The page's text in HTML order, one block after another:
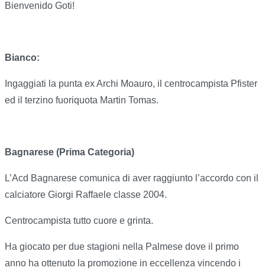
Bienvenido Goti!
Bianco:
Ingaggiati la punta ex Archi Moauro, il centrocampista Pfister
ed il terzino fuoriquota Martin Tomas.
Bagnarese (Prima Categoria)
L’Acd Bagnarese comunica di aver raggiunto l’accordo con il
calciatore Giorgi Raffaele classe 2004.
Centrocampista tutto cuore e grinta.
Ha giocato per due stagioni nella Palmese dove il primo
anno ha ottenuto la promozione in eccellenza vincendo i